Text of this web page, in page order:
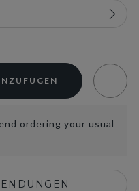
ordering your usual